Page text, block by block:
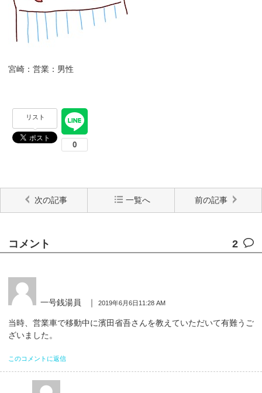
宮崎：営業：男性
リスト
次の記事 一覧へ 前の記事
コメント 2
一号銭湯員 ｜ 2019年6月6日11:28 AM
当時、営業車で移動中に濱田省吾さんを教えていただいて有難うご
ざいました。
このコメントに返信